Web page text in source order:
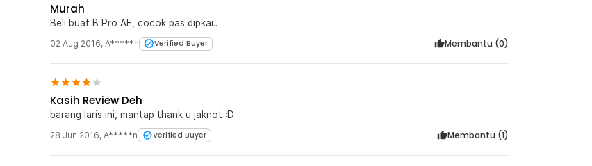
Murah
Beli buat B Pro AE, cocok pas dipkai..
02 Aug 2016, A*****n Verified Buyer Membantu (0)
Kasih Review Deh
barang laris ini, mantap thank u jaknot :D
28 Jun 2016, A*****n Verified Buyer Membantu (1)